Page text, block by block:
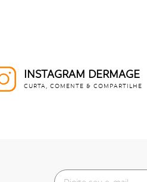
INSTAGRAM DERMAGE
CURTA, COMENTE & COMPARTILHE